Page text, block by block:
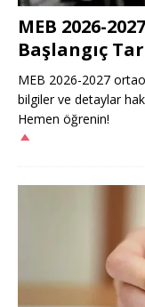
MEB 2026-
Başlangıç
MEB 2026-2027
bilgiler ve detaylar
Hemen öğrenin!